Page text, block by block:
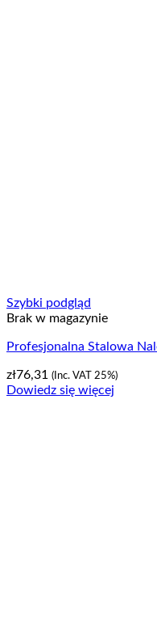
Szybki podgląd
Brak w magazynie
Profesjonalna Stalowa
zł76,31 (Inc. VAT 25%)
Dowiedz się więcej